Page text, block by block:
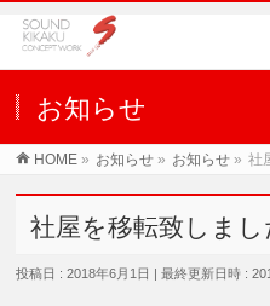
お知らせ
HOME » お知らせ » お知らせ » 社
社屋を移転致しまし
投稿日 : 2018年6月1日 最終更新日時 :